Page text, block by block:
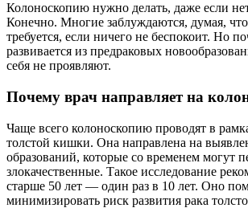
Колоноскопию нужно делать, даже если
Конечно. Многие заблуждаются, думая,
требуется, если ничего не беспокоит. Но
развивается из предраковых
себя не проявляют.
Почему врач направляет на
Чаще всего колоноскопию проводят в
толстой кишки. Она направлена на
образований, которые со временем могут
злокачественные. Такое исследование
старше 50 лет — один раз в 10 лет. Оно
минимизировать риск развития рака